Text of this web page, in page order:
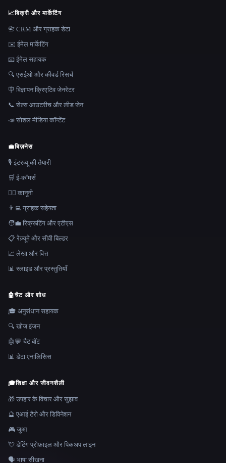
📈बिक्री और मार्केटिंग
📇 CRM और ग्राहक डेटा
✉️ ईमेल मार्केटिंग
📧 ईमेल सहायक
🔍 एसईओ और कीवर्ड रिसर्च
🪧 विज्ञापन क्रिएटिव जेनरेटर
📞 सेल्स आउटरीच और लीड जेन
📣 सोशल मीडिया कॉन्टेंट
💼बिज़नेस
🎙️ इंटरव्यू की तैयारी
🛒 ई-कॉमर्स
👩‍⚖️ कानूनी
👨‍💻 ग्राहक सहेयता
🧑‍💼 रिक्रूटिंग और एटीएस
📋 रेज़्यूमे और सीवी बिल्डर
📈 लेखा और वित्त
📊 स्लाइड और प्रस्तुतियाँ
🤖चैट और शोध
🎓 अनुसंधान सहायक
🔍 खोज इंजन
🤖💬 चैट बॉट
📊 डेटा एनालिसिस
🎓शिक्षा और जीवनशैली
🎁 उपहार के विचार और सुझाव
🔮 एआई टैरो और डिविनेशन
🎮 जुआ
💘 डेटिंग प्रोफ़ाइल और पिकअप लाइन
🗣️ भाषा सीखना